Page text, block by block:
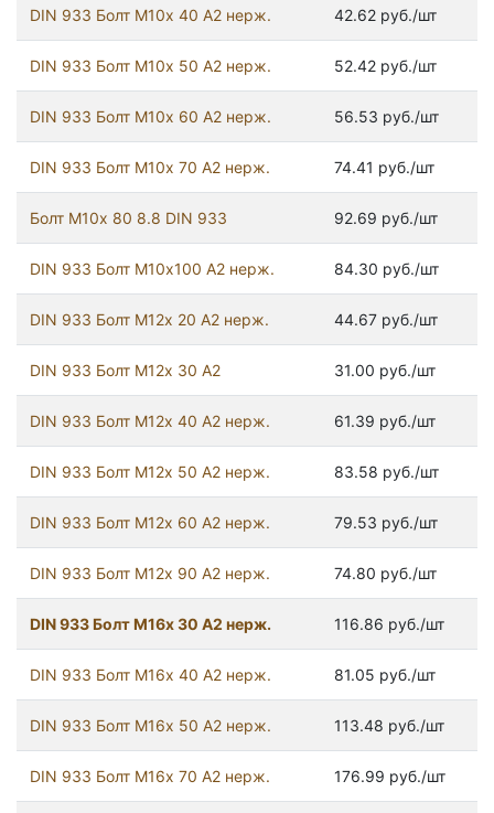
DIN 933 Болт М10х 40 А2 нерж. 42.62 руб./шт
DIN 933 Болт М10х 50 А2 нерж. 52.42 руб./шт
DIN 933 Болт М10х 60 А2 нерж. 56.53 руб./шт
DIN 933 Болт М10х 70 А2 нерж. 74.41 руб./шт
Болт М10х 80 8.8 DIN 933 92.69 руб./шт
DIN 933 Болт М10х100 А2 нерж. 84.30 руб./шт
DIN 933 Болт М12х 20 А2 нерж. 44.67 руб./шт
DIN 933 Болт М12х 30 А2 31.00 руб./шт
DIN 933 Болт М12х 40 А2 нерж. 61.39 руб./шт
DIN 933 Болт М12х 50 А2 нерж. 83.58 руб./шт
DIN 933 Болт М12х 60 А2 нерж. 79.53 руб./шт
DIN 933 Болт М12х 90 А2 нерж. 74.80 руб./шт
DIN 933 Болт М16х 30 А2 нерж. 116.86 руб./шт
DIN 933 Болт М16х 40 А2 нерж. 81.05 руб./шт
DIN 933 Болт М16х 50 А2 нерж. 113.48 руб./шт
DIN 933 Болт М16х 70 А2 нерж. 176.99 руб./шт